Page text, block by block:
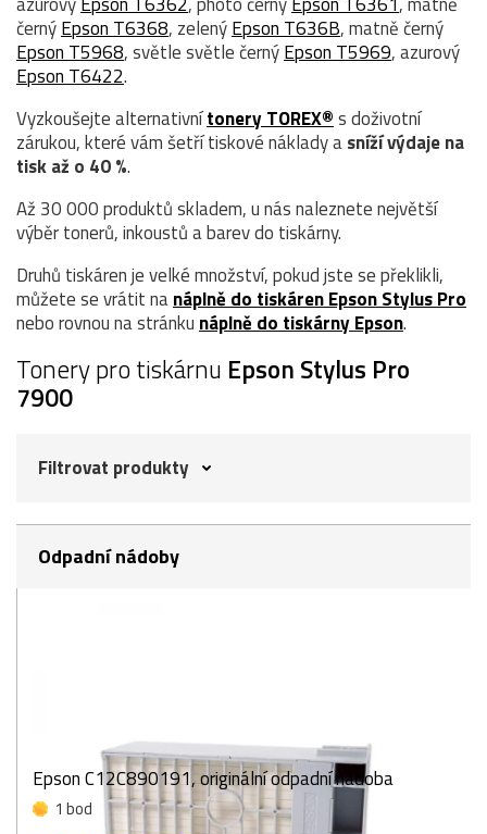
černýEpson T6368, zelenýEpson T636B, matně černý
Epson T5968, světle světle černýEpson T5969, azurový
Epson T6422.
Vyzkoušejte alternativnítonery TOREX®s doživotní
zárukou, které vám šetří tiskové náklady asníží výdaje na
tisk až o 40 %.
Až 30 000 produktů skladem, u nás naleznete největší
výběr tonerů, inkoustů a barev do tiskárny.
Druhů tiskáren je velké množství, pokud jste se překlikli,
můžete se vrátit nanáplně do tiskáren Epson Stylus Pro
nebo rovnou na stránku náplně do tiskárny Epson.
Tonery pro tiskárnu Epson Stylus Pro
7900
Filtrovat produkty
Odpadní nádoby
Epson C12C890191, originální odpadní nádoba
1 bod